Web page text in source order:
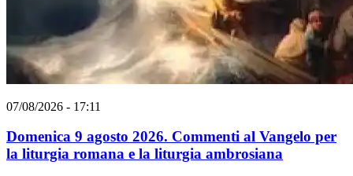
07/08/2026 - 17:11
Domenica 9 agosto 2026. Commenti al Vangelo per
la liturgia romana e la liturgia ambrosiana